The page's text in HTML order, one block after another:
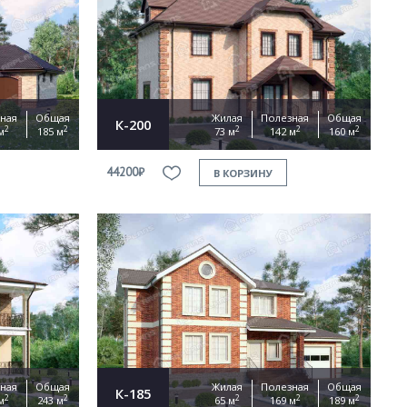
2
Общая
185 м2 К-200
Жилая
73 м2
Полезная
142 м2
Общая
160 м2
44200₽ В КОРЗИНУ
2
Общая
243 м2 К-185
Жилая
65 м2
Полезная
169 м2
Общая
189 м2